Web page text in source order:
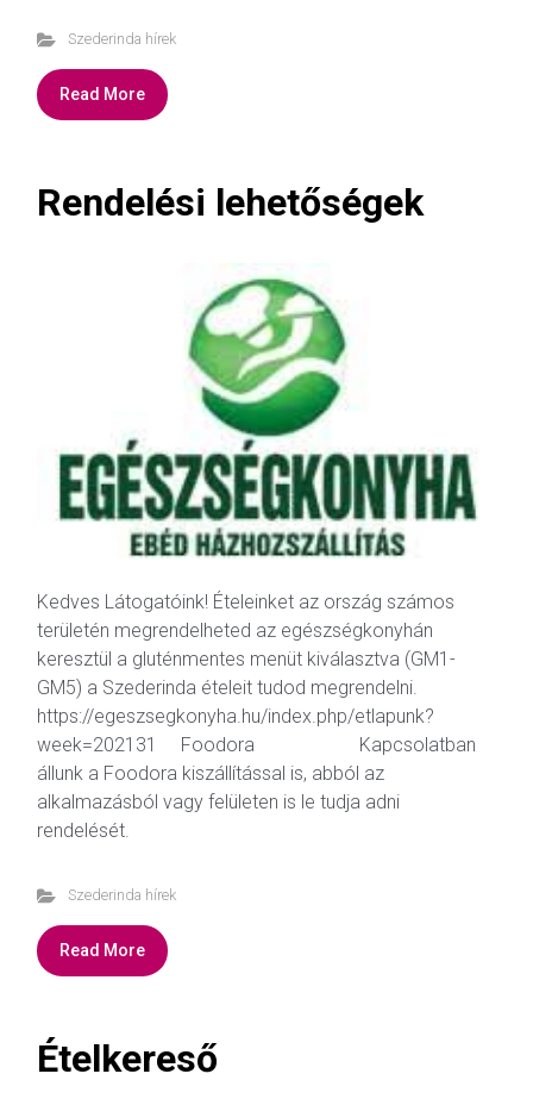
Szederinda hírek
Read More
Rendelési lehetőségek
Kedves Látogatóink! Ételeinket az ország számos
területén megrendelheted az egészségkonyhán
keresztül a gluténmentes menüt kiválasztva (GM1-
GM5) a Szederinda ételeit tudod megrendelni.
https://egeszsegkonyha.hu/index.php/etlapunk?
week=202131 Foodora Kapcsolatban
állunk a Foodora kiszállítással is, abból az
alkalmazásból vagy felületen is le tudja adni
rendelését.
Szederinda hírek
Read More
Ételkereső